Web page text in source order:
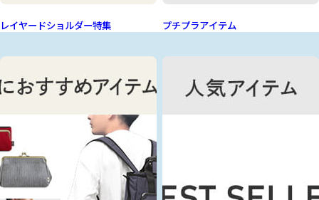
レイヤードショルダー特集 プチプラアイテム